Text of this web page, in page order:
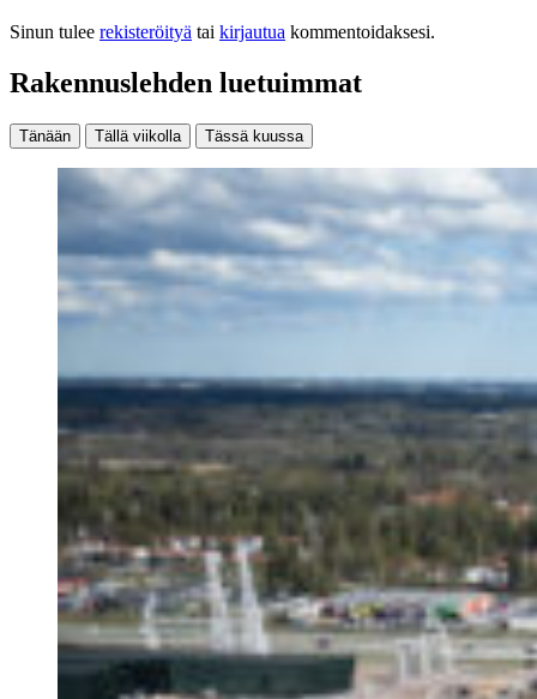
Sinun tulee rekisteröityä tai kirjautua kommentoidaksesi.
Rakennuslehden luetuimmat
Tänään Tällä viikolla Tässä kuussa